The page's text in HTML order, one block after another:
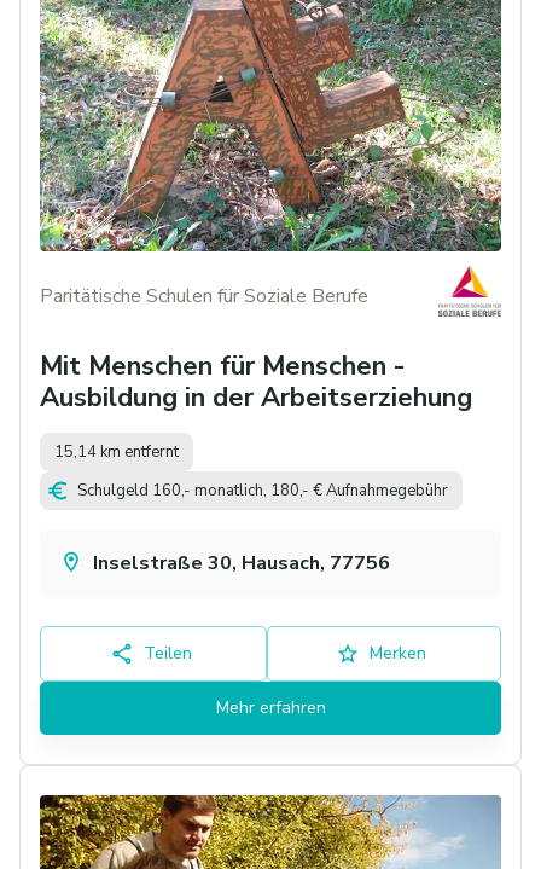
Paritätische Schulen für Soziale Berufe
Mit Menschen für Menschen -
Ausbildung in der Arbeitserziehung
15,14 km entfernt
Schulgeld 160,- monatlich, 180,- € Aufnahmegebühr
Inselstraße 30, Hausach, 77756
Teilen Merken
Mehr erfahren